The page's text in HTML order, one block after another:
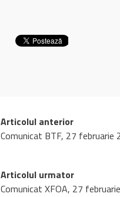
Articolul anterior
Comunicat BTF, 27 februarie
Articolul urmator
Comunicat XFOA, 27